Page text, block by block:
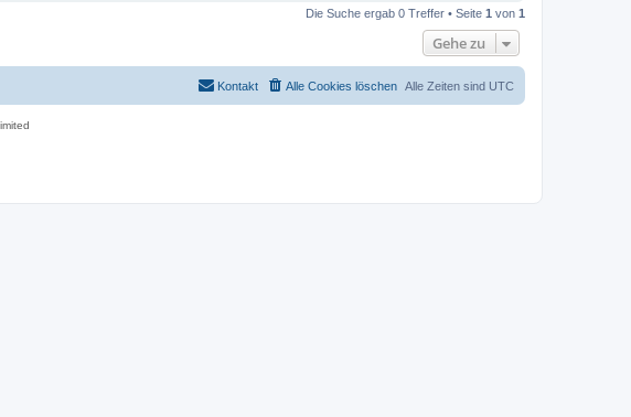
Die Suche ergab 0 Treffer • Seite 1 von 1
Gehe zu
Alle Zeiten sind UTC
Alle Cookies löschen
Kontakt